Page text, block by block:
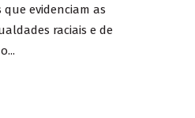
que evidenciam as
raciais e de